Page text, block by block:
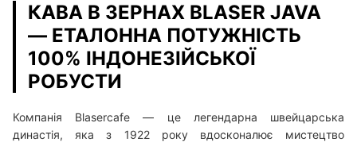
КАВА В ЗЕРНАХ BLASER JAVA
— ЕТАЛОННА ПОТУЖНІСТЬ
100% ІНДОНЕЗІЙСЬКОЇ
РОБУСТИ
Компанія Blasercafe — це легендарна швейцарська
династія, яка з 1922 року вдосконалює мистецтво